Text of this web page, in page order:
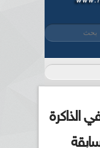
البحث ‏بحث ‏
الذاكرة